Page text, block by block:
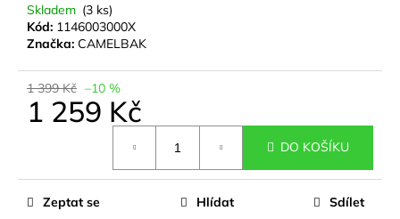
Skladem (3 ks)
Kód: 1146003000X
Značka: CAMELBAK
1 399 Kč –10 %
1 259 Kč
DO KOŠÍKU
Zeptat se Hlídat Sdílet
D
o
p
o